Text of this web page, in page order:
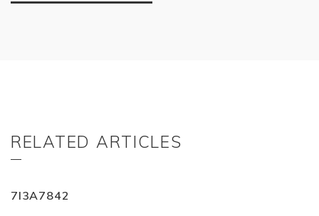
RELATED ARTICLES
7I3A7842